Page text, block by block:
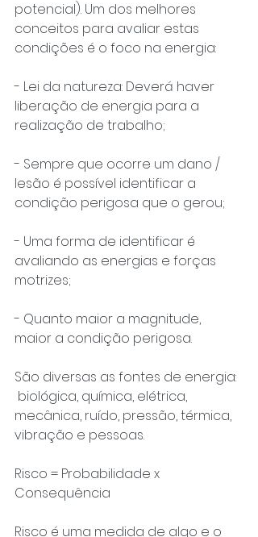
potencial). Um dos melhores
conceitos para avaliar estas
condições é o foco na energia:
- Lei da natureza: Deverá haver
liberação de energia para a
realização de trabalho;
- Sempre que ocorre um dano /
lesão é possível identificar a
condição perigosa que o gerou;
- Uma forma de identificar é
avaliando as energias e forças
motrizes;
- Quanto maior a magnitude,
maior a condição perigosa.
São diversas as fontes de energia:
biológica, química, elétrica,
mecânica, ruído, pressão, térmica,
vibração e pessoas.
Risco = Probabilidade x
Consequência
Risco é uma medida de algo e o